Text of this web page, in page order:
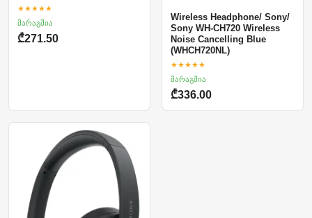
★★★★★
მარაგშია
₾271.50
Wireless Headphone/ Sony/
Sony WH-CH720 Wireless
Noise Cancelling Blue
(WHCH720NL)
★★★★★
მარაგშია
₾336.00